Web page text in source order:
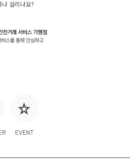
나 걸리나요?
EVENT